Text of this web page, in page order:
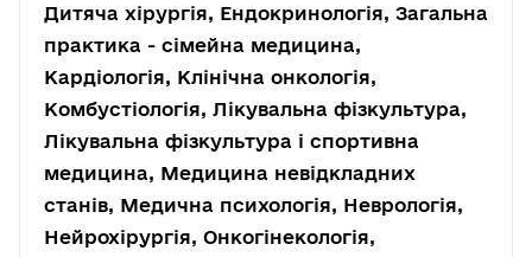
Дитяча хірургія, Ендокринологія, Загальна
практика - сімейна медицина,
Кардіологія, Клінічна онкологія,
Комбустіологія, Лікувальна фізкультура,
Лікувальна фізкультура і спортивна
медицина, Медицина невідкладних
станів, Медична психологія, Неврологія,
Нейрохірургія, Онкогінекологія,